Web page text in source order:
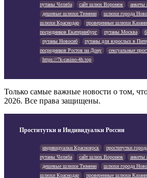
путаны Челяба
сайт шлюх Воронеж
анкеты
дешевые шлюхи Тюмени
шлюхи города
шлюхи Краснодар
проверенные шлюхи Казани
посредников Екатеринбург
путаны Москва
путаны Новосиб
путаны для взрослых в
посредников Ростов на Дону
сексуальные
https://7k-casino-4h.top
Только самые важные новости о том,
2026. Все права защищены.
Проститутки и Индивидуалки России
индивидуалки Красноярск проститутки
путаны Челяба
сайт шлюх Воронеж
анкеты
дешевые шлюхи Тюмени
шлюхи города
шлюхи Краснодар
проверенные шлюхи Казани